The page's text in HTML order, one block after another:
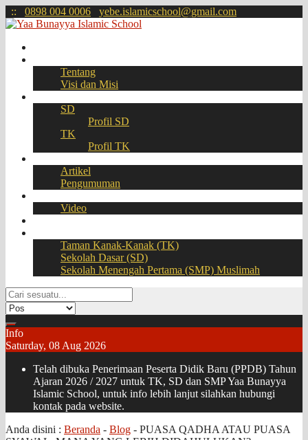
:: 0898 004 0006 yebe.islamicschool@gmail.com
Tentang
Visi dan Misi
SD
Profil SD
TK
Profil TK
Artikel
Pengumuman
Video
Taman Kanak-Kanak (TK)
Sekolah Dasar (SD)
Sekolah Menengah Pertama (SMP) Muslimah
Info
Saturday, 08 Aug 2026
Telah dibuka Penerimaan Peserta Didik Baru (PPDB) Tahun
Ajaran 2026 / 2027 untuk TK, SD dan SMP Yaa Bunayya
Islamic School, untuk info lebih lanjut silahkan hubungi
kontak pada website.
Anda disini : Beranda - Blog - PUASA QADHA ATAU PUASA